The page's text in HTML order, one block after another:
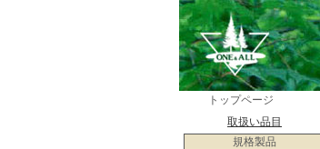
トップページ
取扱い品目
規格製品